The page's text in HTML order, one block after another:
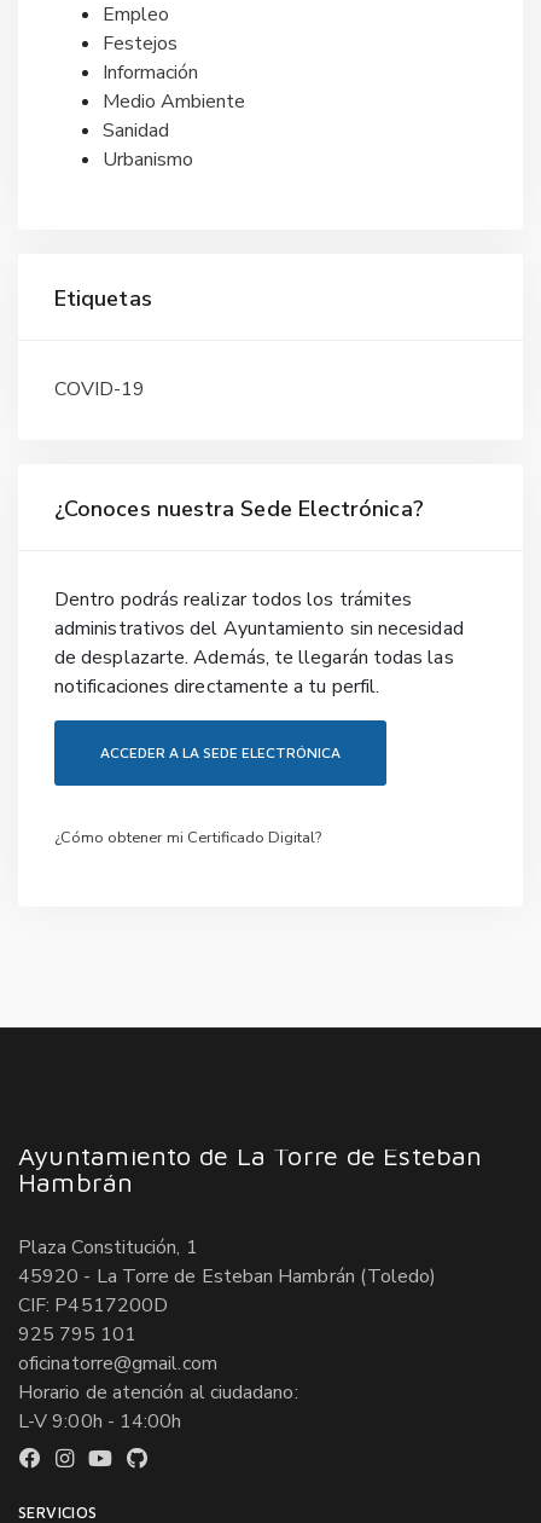
Empleo
Festejos
Información
Medio Ambiente
Sanidad
Urbanismo
Etiquetas
COVID-19
¿Conoces nuestra Sede Electrónica?
Dentro podrás realizar todos los trámites
administrativos del Ayuntamiento sin necesidad
de desplazarte. Además, te llegarán todas las
notificaciones directamente a tu perfil.
ACCEDER A LA SEDE ELECTRÓNICA
¿Cómo obtener mi Certificado Digital?
Ayuntamiento de La Torre de Esteban
Hambrán
Plaza Constitución, 1
45920 - La Torre de Esteban Hambrán (Toledo)
CIF: P4517200D
925 795 101
oficinatorre@gmail.com
Horario de atención al ciudadano:
L-V 9:00h - 14:00h
SERVICIOS